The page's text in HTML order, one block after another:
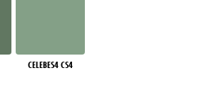
CELEBES4 CS4